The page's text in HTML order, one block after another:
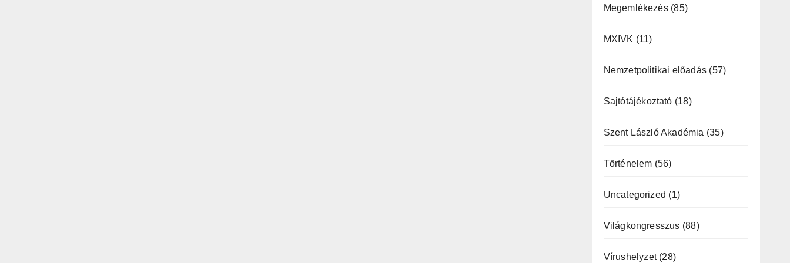
Megemlékezés(85)
MXIVK (11)
Nemzetpolitikai előadás (57)
Sajtótájékoztató (18)
Szent László Akadémia (35)
Történelem (56)
Uncategorized (1)
Világkongresszus (88)
Vírushelyzet(28)